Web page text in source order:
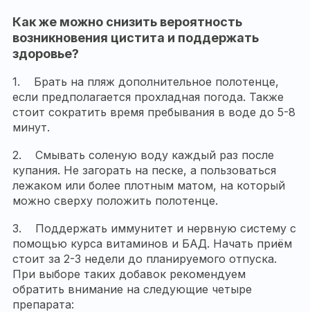
Как же можно снизить вероятность
возникновения цистита и поддержать
здоровье?
1. Брать на пляж дополнительное полотенце,
если предполагается прохладная погода. Также
стоит сократить время пребывания в воде до 5-8
минут.
2. Смывать соленую воду каждый раз после
купания. Не загорать на песке, а пользоваться
лежаком или более плотным матом, на который
можно сверху положить полотенце.
3. Поддержать иммунитет и нервную систему с
помощью курса витаминов и БАД. Начать приём
стоит за 2-3 недели до планируемого отпуска.
При выборе таких добавок рекомендуем
обратить внимание на следующие четыре
препарата: